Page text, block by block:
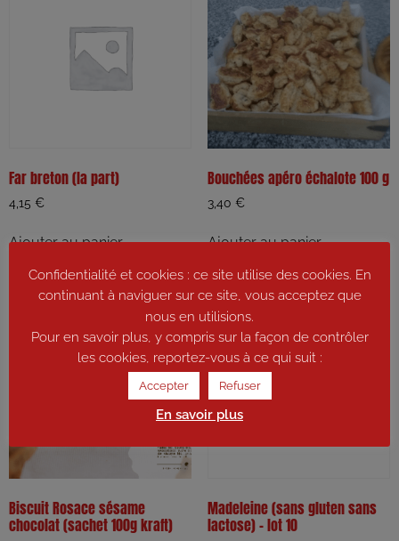
Far breton (la part)
4,15 €
Ajouter au panier
Bouchées apéro échalote 100 g
3,40 €
Ajouter au panier
Biscuit Rosace sésame
chocolat (sachet 100g kraft)
Madeleine (sans gluten sans
lactose) – lot 10
Confidentialité et cookies : ce site utilise des cookies. En
continuant à naviguer sur ce site, vous acceptez que
nous en utilisions.
Pour en savoir plus, y compris sur la façon de contrôler
les cookies, reportez-vous à ce qui suit :
Accepter Refuser
En savoir plus